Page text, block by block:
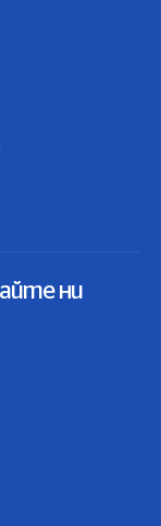
ни